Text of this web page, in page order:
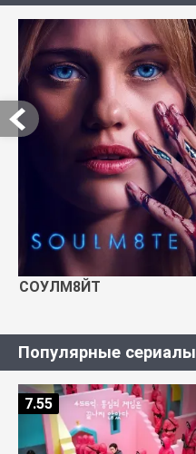
СОУЛМ8ЙТ
Популярные сериалы
7.55